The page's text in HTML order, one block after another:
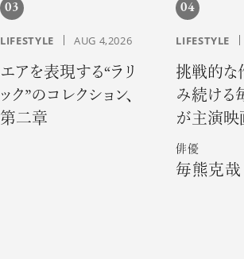
03
LIFESTYLE AUG 4,2026
エアを表現する“ラリ
ック”のコレクション、
第二章
04
LIFESTYLE
挑戦的な
み続ける
が主演映
い娘 THE
俳優
毎熊克哉